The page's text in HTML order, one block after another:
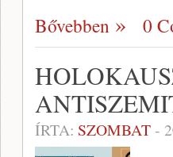
Bővebben 0
ÍRTA: SZOMBAT-